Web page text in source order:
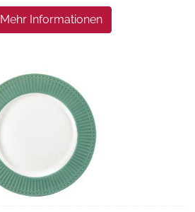
Mehr Informationen